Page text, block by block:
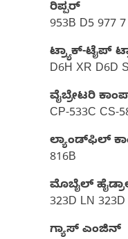
ರಿಪ್ಪರ್
953B D5 977
ಟ್ರ್ಯಾಕ್-ಟೈಪ್
D6H XR D6D
ವೈಬ್ರೇಟರಿ
CP-533C CS-
ಲ್ಯಾಂಡ್‌ಫಿಲ್‌
816B
ಮೊಬೈಲ್
323D LN 323D
ಗ್ಯಾಸ್‌ ಎಂಜಿನ್